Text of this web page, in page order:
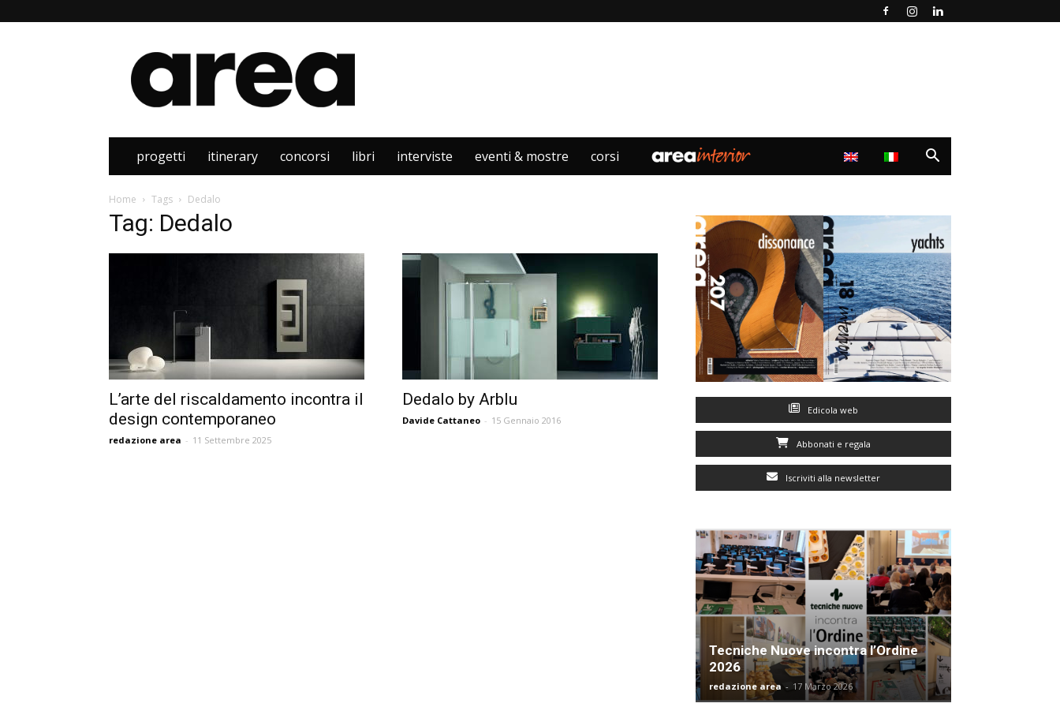
Area
progetti itinerary concorsi libri interviste eventi & mostre corsi
Home Tags Dedalo
Tag: Dedalo
L’arte del riscaldamento incontra il
design contemporaneo
redazione area - 11 Settembre 2025
Dedalo by Arblu
Davide Cattaneo - 15 Gennaio 2016
Edicola web
Abbonati e regala
Iscriviti alla newsletter
Tecniche Nuove incontra l’Ordine
2026
redazione area - 17 Marzo 2026